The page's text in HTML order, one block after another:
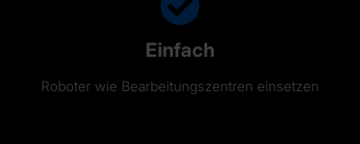
Einfach
Roboter wie Bearbeitungszentren einsetzen